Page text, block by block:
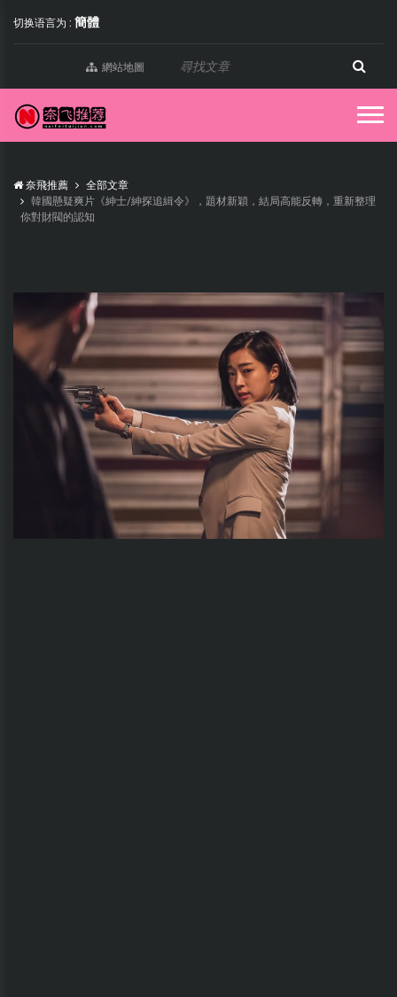
切换语言为 : 簡體
網站地圖
奈飛推薦
全部文章
韓國懸疑爽片《紳士/紳探追緝令》，題材新穎，結局高能反轉，重新整理
你對財閥的認知